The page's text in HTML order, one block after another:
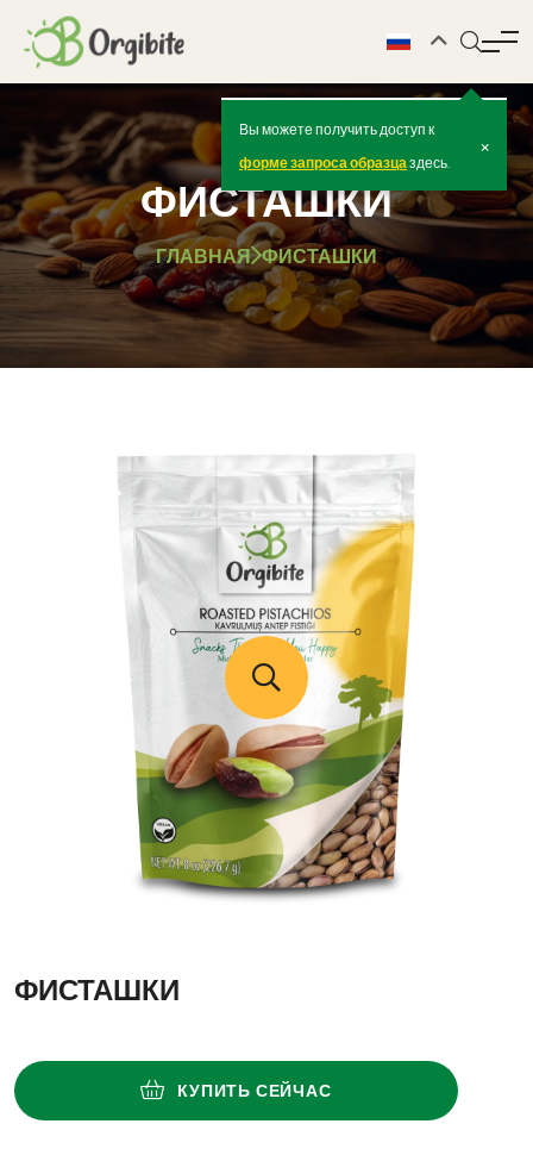
Вы можете получить доступ к
форме запроса образца здесь.
×
ФИСТАШКИ
ГЛАВНАЯ ФИСТАШКИ
ФИСТАШКИ
КУПИТЬ СЕЙЧАС